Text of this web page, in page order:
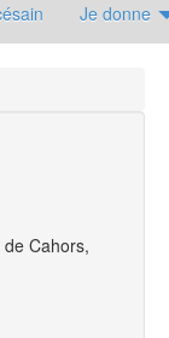
Je donne
Cahors,